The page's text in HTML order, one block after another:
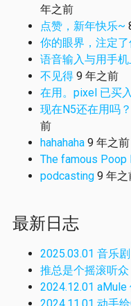
年之前
点赞，新年快乐~
你的眼界，注定
语音输入与用手
不见得 9 年之前
在用。pixel 已买
现在N5还在用吗
前
hahahaha 9 年之前
The famous Poop
podcasting 9 年之
最新日志
2025.03.01 音乐
推总是个摇滚听众
2024.12.01 aMule